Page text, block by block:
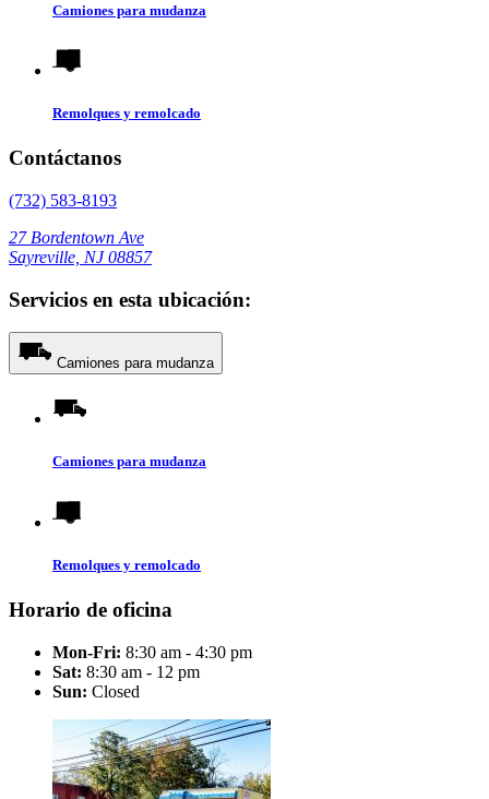
Camiones para mudanza
Remolques y remolcado
Contáctanos
(732) 583-8193
27 Bordentown Ave
Sayreville, NJ 08857
Servicios en esta ubicación:
Camiones para mudanza
Camiones para mudanza
Remolques y remolcado
Horario de oficina
Mon-Fri: 8:30 am - 4:30 pm
Sat: 8:30 am - 12 pm
Sun: Closed